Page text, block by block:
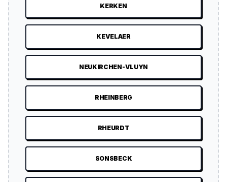
KERKEN
KEVELAER
NEUKIRCHEN-VLUYN
RHEINBERG
RHEURDT
SONSBECK